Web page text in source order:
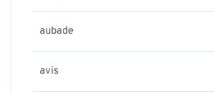
aubade
avis